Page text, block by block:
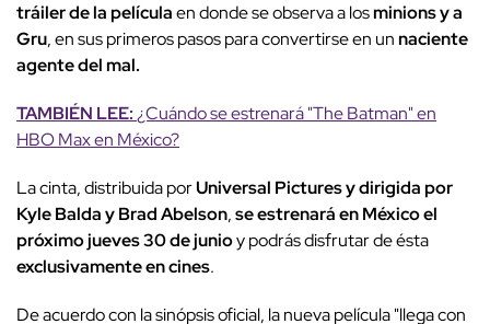
tráiler de la películaen donde se observa a losminions y a
Gru, en sus primeros pasos para convertirse en unnaciente
agente del mal.
TAMBIÉN LEE:¿Cuándo se estrenará "The Batman" en
HBO Max en México?
La cinta, distribuida porUniversal Pictures y dirigida por
Kyle Balda y Brad Abelson,se estrenará en México el
próximo jueves 30 de junioy podrás disfrutar de ésta
exclusivamente en cines.
De acuerdo con la sinópsis oficial, la nueva película "llega con